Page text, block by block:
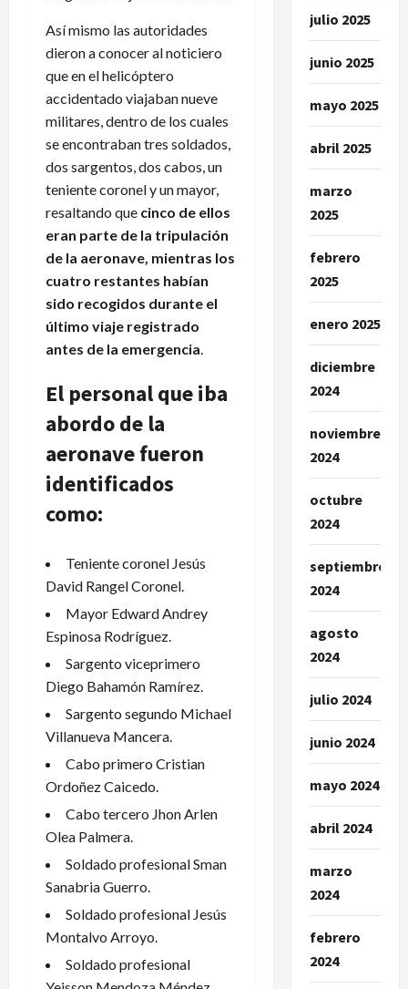
Así mismo las autoridades
dieron a conocer al noticiero
que en el helicóptero
accidentado viajaban nueve
militares, dentro de los cuales
se encontraban tres soldados,
dos sargentos, dos cabos, un
teniente coronel y un mayor,
resaltando que cinco de ellos
eran parte de la tripulación
de la aeronave, mientras los
cuatro restantes habían
sido recogidos durante el
último viaje registrado
antes de la emergencia.
El personal que iba
abordo de la
aeronave fueron
identificados
como:
Teniente coronel Jesús
David Rangel Coronel.
Mayor Edward Andrey
Espinosa Rodríguez.
Sargento viceprimero
Diego Bahamón Ramírez.
Sargento segundo Michael
Villanueva Mancera.
Cabo primero Cristian
Ordoñez Caicedo.
Cabo tercero Jhon Arlen
Olea Palmera.
Soldado profesional Sman
Sanabria Guerro.
Soldado profesional Jesús
Montalvo Arroyo.
Soldado profesional
julio 2025
junio 2025
mayo 2025
abril 2025
marzo
2025
febrero
2025
enero 2025
diciembre
2024
noviembre
2024
octubre
2024
septiembre
2024
agosto
2024
julio 2024
junio 2024
mayo 2024
abril 2024
marzo
2024
febrero
2024